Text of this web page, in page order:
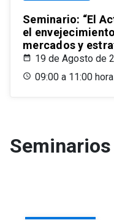
Seminario: “El
el
mercados y
19 de Agosto de
09:00 a 11:00
Seminarios